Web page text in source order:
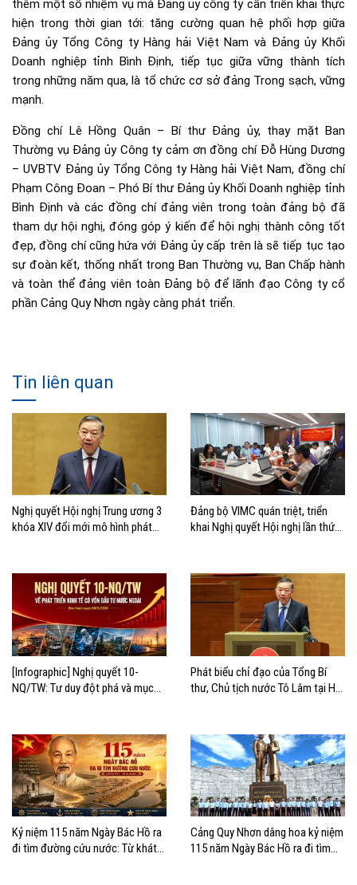
thêm một số nhiệm vụ mà Đảng ủy công ty cần triển khai thực
hiện trong thời gian tới: tăng cường quan hệ phối hợp giữa
Đảng ủy Tổng Công ty Hàng hải Việt Nam và Đảng ủy Khối
Doanh nghiệp tỉnh Bình Định, tiếp tục giữa vững thành tích
trong những năm qua, là tổ chức cơ sở đảng Trong sạch, vững
mạnh.
Đồng chí Lê Hồng Quân – Bí thư Đảng ủy, thay mặt Ban
Thường vụ Đảng ủy Công ty cảm ơn đồng chí Đỗ Hùng Dương
– UVBTV Đảng ủy Tổng Công ty Hàng hải Việt Nam, đồng chí
Phạm Công Đoan – Phó Bí thư Đảng ủy Khối Doanh nghiệp tỉnh
Bình Định và các đồng chí đảng viên trong toàn đảng bộ đã
tham dự hội nghị, đóng góp ý kiến để hội nghị thành công tốt
đẹp, đồng chí cũng hứa với Đảng ủy cấp trên là sẽ tiếp tục tạo
sự đoàn kết, thống nhất trong Ban Thường vụ, Ban Chấp hành
và toàn thể đảng viên toàn Đảng bộ để lãnh đạo Công ty cổ
phần Cảng Quy Nhơn ngày càng phát triển.
Tin liên quan
Nghị quyết Hội nghị Trung ương 3
khóa XIV đổi mới mô hình phát
Đảng bộ VIMC quán triệt, triển
khai Nghị quyết Hội nghị lần thứ
[Infographic] Nghị quyết 10-
NQ/TW: Tư duy đột phá và mục
Phát biểu chỉ đạo của Tổng Bí
thư, Chủ tịch nước Tô Lâm tại Hội
Kỷ niệm 115 năm Ngày Bác Hồ ra
đi tìm đường cứu nước: Từ khát
Cảng Quy Nhơn dâng hoa kỷ niệm
115 năm Ngày Bác Hồ ra đi tìm